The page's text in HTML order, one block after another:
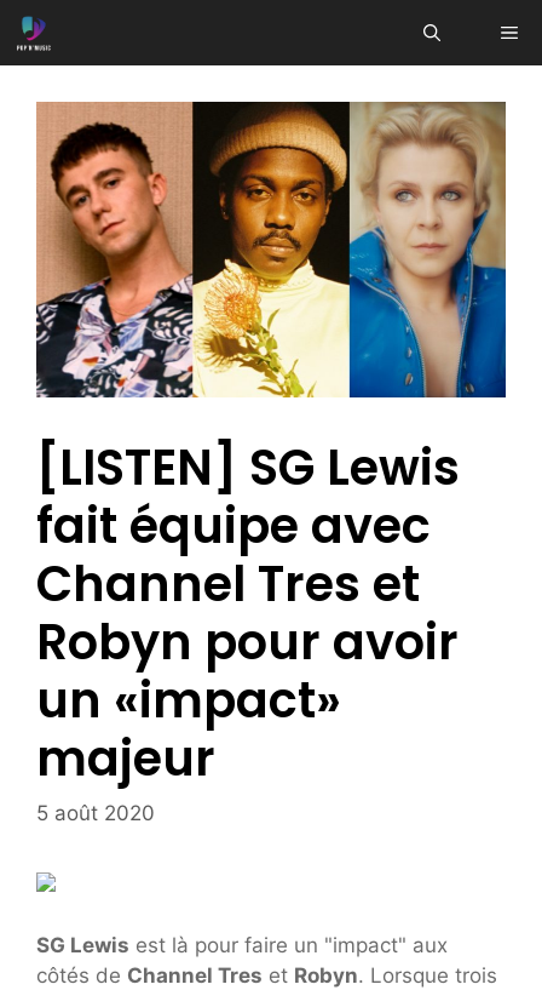
Aller
au
[LISTEN] SG Lewis
fait équipe avec
Channel Tres et
Robyn pour avoir
un «impact»
majeur
5 août 2020
SG Lewis est là pour faire un "impact" aux
côtés de Channel Tres et Robyn. Lorsque trois